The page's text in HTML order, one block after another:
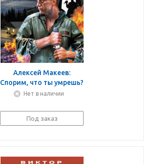
Алексей Макеев:
Спорим, что ты умрешь?
Нет в наличии
Под заказ